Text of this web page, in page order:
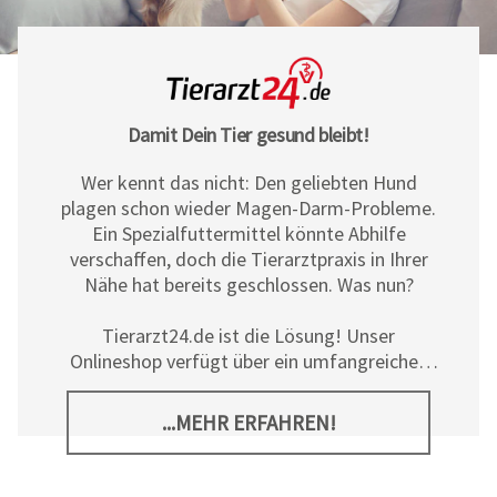
Damit Dein Tier gesund bleibt!
Wer kennt das nicht: Den geliebten Hund
plagen schon wieder Magen-Darm-Probleme.
Ein Spezialfuttermittel könnte Abhilfe
verschaffen, doch die Tierarztpraxis in Ihrer
Nähe hat bereits geschlossen. Was nun?
Tierarzt24.de ist die Lösung! Unser
Onlineshop verfügt über ein umfangreiches
Sortiment an Diät- und
Ergänzungsfuttermitteln, Pflegeprodukten
sowie allerlei tierischem Zubehör für Hunde,
Katzen und Pferde. Neben den hochwertigen
...MEHR ERFAHREN!